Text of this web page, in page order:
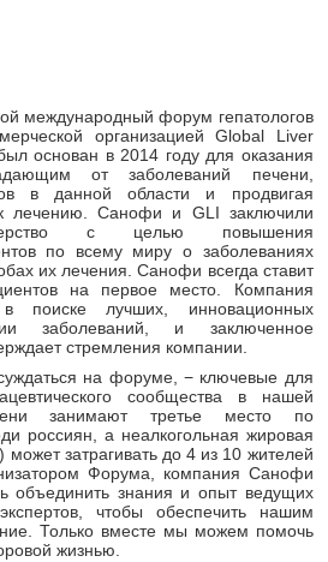
международный форум гепатологов
организацией Global Liver
основан в 2014 году для оказания
от заболеваний печени,
в данной области и продвигая
лечению. Санофи и GLI заключили
с целью повышения
по всему миру о заболеваниях
их лечения. Санофи всегда ставит
на первое место. Компания
в поиске лучших, инновационных
заболеваний, и заключенное
стремления компании.
на форуме, − ключевые для
сообщества в нашей
занимают третье место по
россиян, а неалкогольная жировая
затрагивать до 4 из 10 жителей
Форума, компания Санофи
объединить знания и опыт ведущих
чтобы обеспечить нашим
Только вместе мы можем помочь
жизнью.